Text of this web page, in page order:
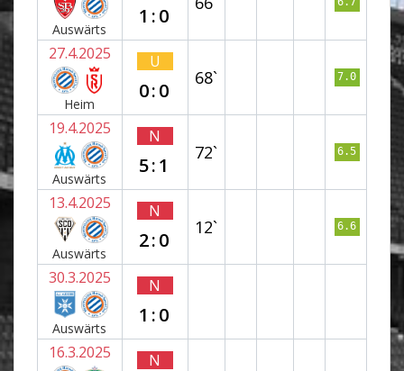
Auswärts
1:0
27.4.2025
Heim
U
0:0
68` 7.0
19.4.2025
Auswärts
N
5:1
72` 6.5
13.4.2025
Auswärts
N
2:0
12` 6.6
30.3.2025
Auswärts
N
1:0
16.3.2025 N